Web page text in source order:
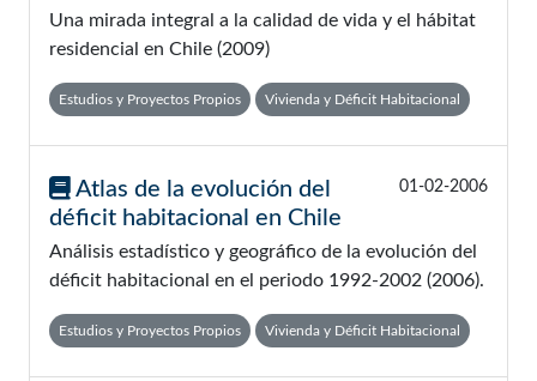
Una mirada integral a la calidad de vida y el hábitat
residencial en Chile (2009)
Estudios y Proyectos Propios Vivienda y Déficit Habitacional
Atlas de la evolución del
déficit habitacional en Chile
01-02-2006
Análisis estadístico y geográfico de la evolución del
déficit habitacional en el periodo 1992-2002 (2006).
Estudios y Proyectos Propios Vivienda y Déficit Habitacional